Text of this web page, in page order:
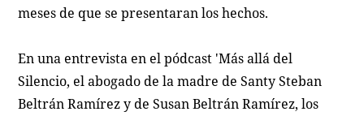
meses de que se presentaran los hechos.
En una entrevista en el pódcast 'Más allá del
Silencio, el abogado de la madre de Santy Steban
Beltrán Ramírez y de Susan Beltrán Ramírez, los